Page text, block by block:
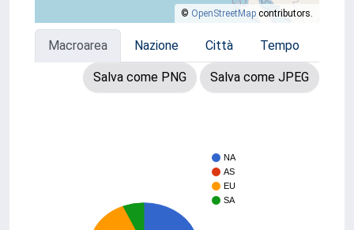
© OpenStreetMap contributors.
Macroarea Nazione Città Tempo
Salva come PNG Salva come JPEG
NA
AS
EU
SA